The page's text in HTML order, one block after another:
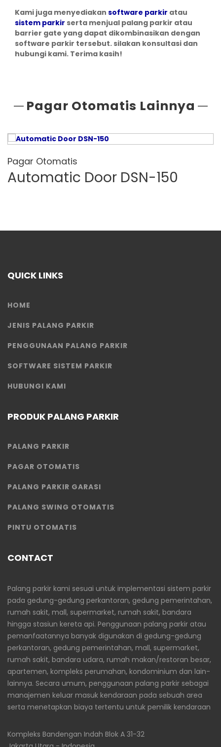
Kami juga menyediakan software parkir atau
sistem parkir serta menjual palang parkir atau
barrier gate yang dapat dikombinasikan dengan
software parkir tersebut. silakan konsultasi dan
hubungi kami. Terima kasih!
Pagar Otomatis Lainnya
Pagar Otomatis
Automatic Door DSN-150
QUICK LINKS
HOME
JENIS PALANG PARKIR
PENGGUNAAN PALANG PARKIR
SOFTWARE SISTEM PARKIR
HUBUNGI KAMI
PRODUK PALANG PARKIR
PALANG PARKIR
PAGAR OTOMATIS
PALANG PARKIR GARASI
PALANG SWING OTOMATIS
PINTU OTOMATIS
CONTACT
Palang parkir kami sesuai untuk implementasi sistem parkir
pada gedung-gedung perkantoran, gedung pemerintahan,
rumah sakit, mall, supermarket, rumah sakit, bandara
hingga stasiun kereta api. Penggunaan palang parkir atau
pemanfaatannya banyak digunakan di gedung-gedung
perkantoran, gedung pemerintahan, mall, supermarket,
rumah sakit, bandara udara, rumah makan/restoran besar,
apartemen, kompleks perumahan, kondominium dan lain-
lainnya. Secara umum, penggunaan palang parkir sebagai
manajemen keluar masuk kendaraan pada sebuah area
serta menetapkan biaya tertentu untuk pemilik kendaraan
Kompleks Bandengan Indah Blok A 31-32